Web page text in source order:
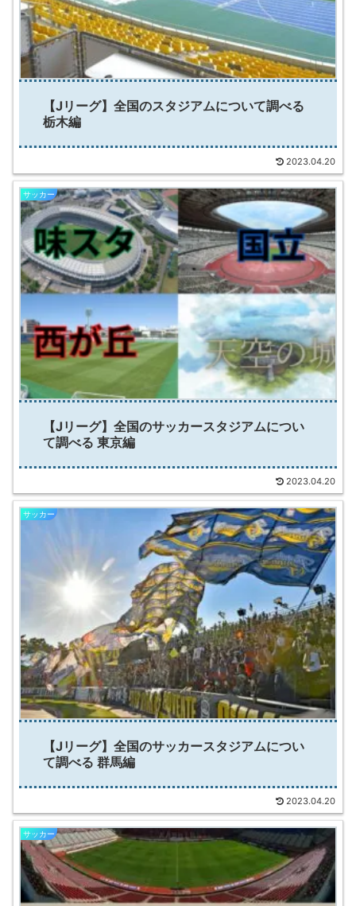
【Jリーグ】全国のスタジアムについて調べる
栃木編
2023.04.20
サッカー
【Jリーグ】全国のサッカースタジアムについ
て調べる 東京編
2023.04.20
サッカー
【Jリーグ】全国のサッカースタジアムについ
て調べる 群馬編
2023.04.20
サッカー